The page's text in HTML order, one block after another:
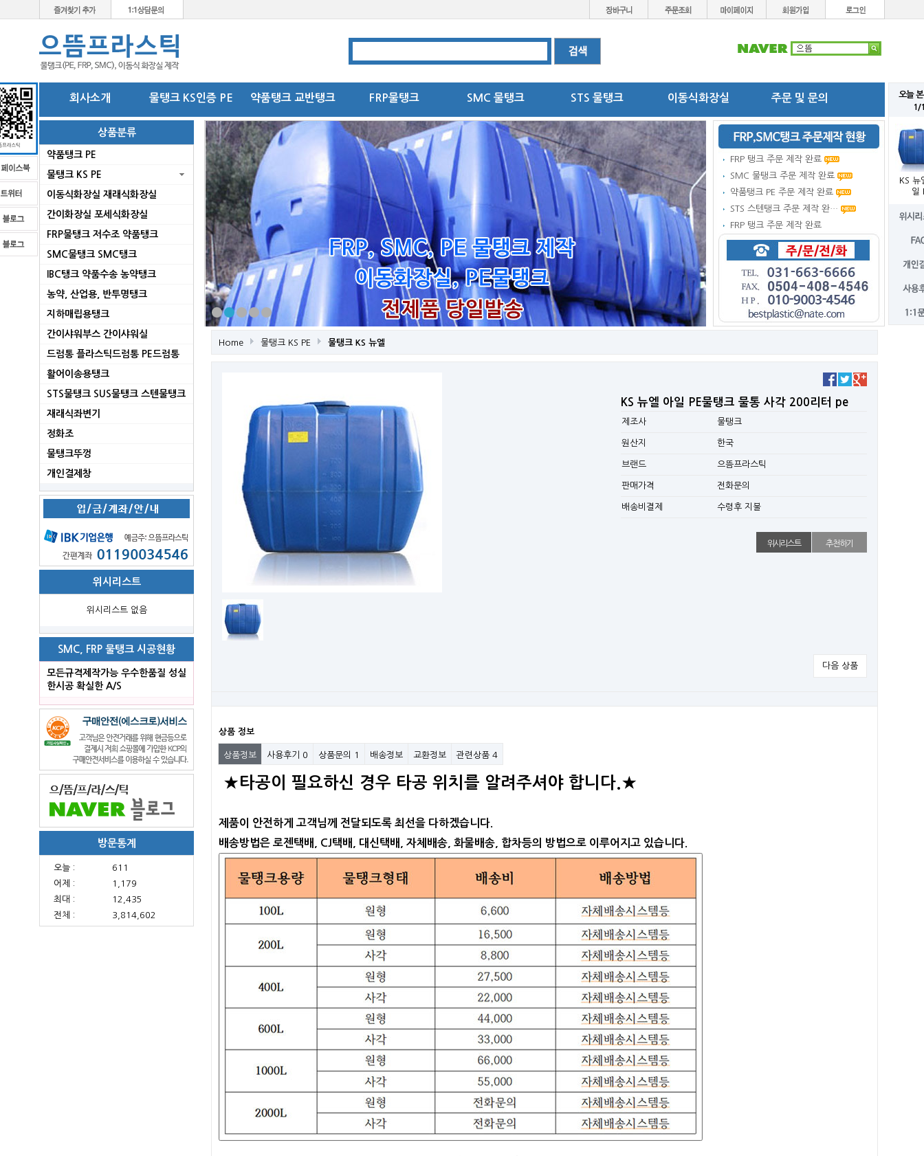
오늘
1/
KS 뉴
일
회사소개 물탱크 KS인증 PE 약품탱크 교반탱크 FRP물탱크 SMC 물탱크 STS 물탱크 이동식화장실 주문 및 문의
상품분류
약품탱크 PE
물탱크 KS PE
이동식화장실 재래식화장실
간이화장실 포세식화장실
FRP물탱크 저수조 약품탱크
SMC물탱크 SMC탱크
IBC탱크 약품수송 농약탱크
농약, 산업용, 반투명탱크
지하매립용탱크
간이샤워부스 간이샤워실
드럼통 플라스틱드럼통 PE드럼통
활어이송용탱크
STS물탱크 SUS물탱크 스텐물탱크
재래식좌변기
정화조
물탱크뚜껑
개인결제창
위시리스트
위시리스트 없음
SMC, FRP 물탱크 시공현황
모든규격제작가능 우수한품질 성실
한시공 확실한 A/S
방문통계
오늘 :
611
어제 :
1,179
최대 :
12,435
전체 :
3,814,602
FRP 탱크 주문 제작 완료
SMC 물탱크 주문 제작 완료
약품탱크 PE 주문 제작 완료
STS 스텐탱크 주문 제작 완…
FRP 탱크 주문 제작 완료
Home 물탱크 KS PE 물탱크 KS 뉴엘
KS 뉴엘 아일 PE물탱크 물통 사각 200리터 pe
제조사 물탱크
원산지 한국
브랜드 으뜸프라스틱
판매가격 전화문의
배송비결제 수령후 지불
위시리스트 추천하기
다음 상품
상품 정보
상품정보 사용후기 0 상품문의 1 배송정보 교환정보 관련상품 4
★타공이 필요하신 경우 타공 위치를 알려주셔야 합니다.★
제품이 안전하게 고객님께 전달되도록 최선을 다하겠습니다.
배송방법은 로젠택배, CJ택배, 대신택배, 자체배송, 화물배송, 합차등의 방법으로 이루어지고 있습니다.